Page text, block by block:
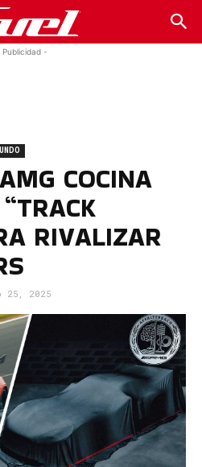
Publicidad -
COCINA
RIVALIZAR
2025